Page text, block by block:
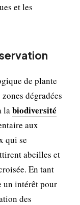
et les
de plante
dégradées
labiodiversité
aux
qui se
abeilles et
En tant
un intérêt pour
des